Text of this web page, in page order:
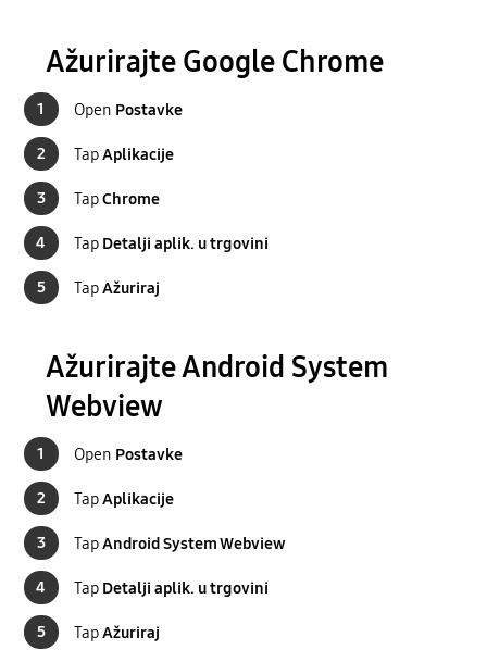
Ažurirajte Google Chrome
1 Open Postavke
2 TapAplikacije
3 TapChrome
4 Tap Detalji aplik. u trgovini
5 TapAžuriraj
Ažurirajte Android System
Webview
1 Open Postavke
2 TapAplikacije
3 TapAndroid System Webview
4 Tap Detalji aplik. u trgovini
5 TapAžuriraj